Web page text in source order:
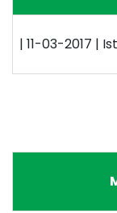
| 11-03-2017 |